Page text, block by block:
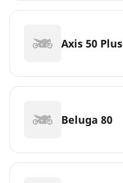
Axis 50 Plus
Beluga 80